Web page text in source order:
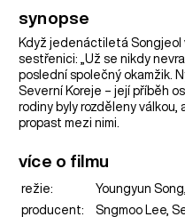
synopse
Když jedenáctiletá Songjeol
sestřenici: „Už se nikdy
poslední společný okamžik.
Severní Koreje – její příběh
rodiny byly rozděleny válkou,
propast mezi nimi.
více o filmu
režie:
Youngyun
producent:
Sngmoo Lee,